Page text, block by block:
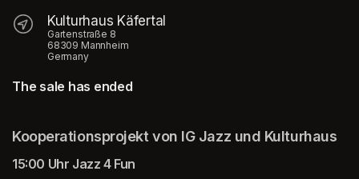
Kulturhaus Käfertal
Gartenstraße 8
68309 Mannheim
Germany
The sale has ended
(opens in a new tab)
(opens in a new tab)
(opens in a new tab)
Kooperationsprojekt von IG Jazz und Kulturhaus
15:00 Uhr Jazz 4 Fun